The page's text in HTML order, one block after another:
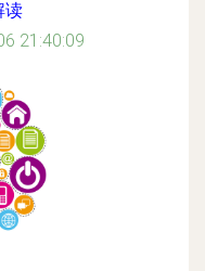
读
21:40:09